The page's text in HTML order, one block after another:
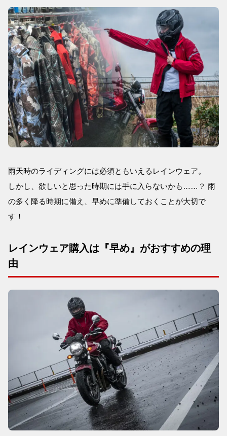
雨天時のライディングには必須ともいえるレインウェア。
しかし、欲しいと思った時期には手に入らないかも……？ 雨
の多く降る時期に備え、早めに準備しておくことが大切で
す！
レインウェア購入は『早め』がおすすめの理
由